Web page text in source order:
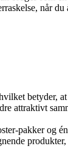
når
attraktivt
pakker